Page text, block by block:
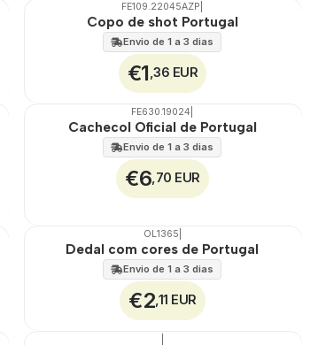
FE109.22045AZP
Copo de shot Portugal
Envio de 1 a 3 dias
€1 ,36 EUR
FE630.19024
Cachecol Oficial de Portugal
Envio de 1 a 3 dias
€6 ,70 EUR
OL1365
Dedal com cores de Portugal
Envio de 1 a 3 dias
€2 ,11 EUR